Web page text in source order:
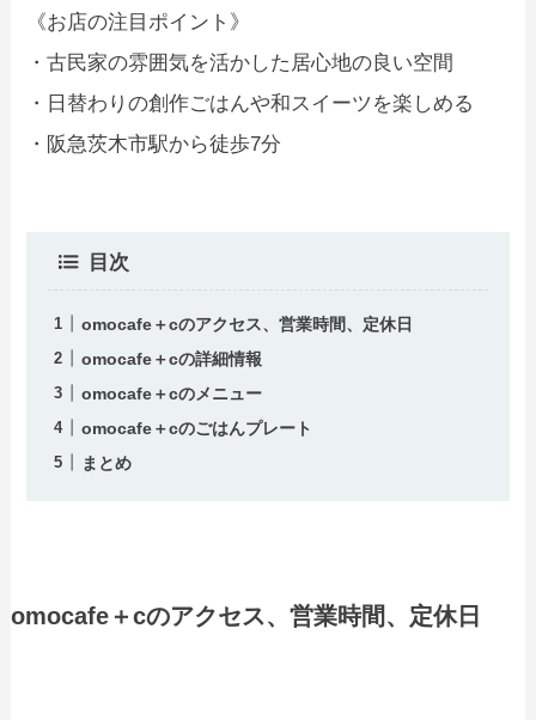
《お店の注目ポイント》
・古民家の雰囲気を活かした居心地の良い空間
・日替わりの創作ごはんや和スイーツを楽しめる
・阪急茨木市駅から徒歩7分
目次
omocafe＋cのアクセス、営業時間、定休日
omocafe＋cの詳細情報
omocafe＋cのメニュー
omocafe＋cのごはんプレート
まとめ
omocafe＋cのアクセス、営業時間、定休日